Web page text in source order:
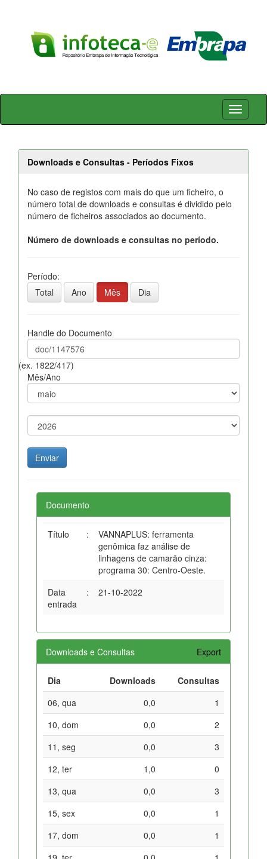
Skip
Downloads e Consultas - Períodos Fixos
No caso de registos com mais do que um ficheiro, o
número total de downloads e consultas é dividido pelo
número de ficheiros associados ao documento.
Número de downloads e consultas no período.
Período:
Total
Ano Mês Dia
Handle do Documento
(ex. 1822/417)
Mês/Ano
Documento
Título :
VANNAPLUS: ferramenta
genômica faz análise de
linhagens de camarão cinza:
programa 30: Centro-Oeste.
Data
entrada
: 21-10-2022
Downloads e Consultas Export
Dia Downloads
Consultas
06, qua
0,0
1
10, dom
0,0
2
11, seg
0,0
3
12, ter
1,0
0
13, qua
0,0
3
15, sex
0,0
1
17, dom
0,0
1